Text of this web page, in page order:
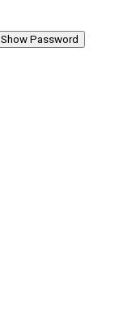
Show Password